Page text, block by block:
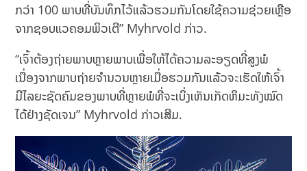
ກວ່າ 100 ພາບທີ່ບັນທຶກໄວ້ແລ້ວຮວມກັນໂດຍໃຊ້ຄວາມຊ່ວຍເຫຼືອ
ຈາກຊອບແວຄອມພິວເຕີ” Myhrvold ກ່າວ.
“ເຈົ້າຕ້ອງຖ່າຍພາບຫຼາຍພາບເພື່ອໃຫ້ໄດ້ຄວາມລະອຽດທີ່ສູງພໍ
ເນື່ອງຈາກພາບຖ່າຍຈຳນວນຫຼາຍເມື່ອຮວມກັນແລ້ວຈະເຮັດໃຫ້ເຈົ້າ
ມີໄລຍະຊັດຄົມຂອງພາບທີ່ຫຼາຍພໍທີ່ຈະເບິ່ງເຫັນເກັດຫິມະທັງໝົດ
ໄດ້ຢ່າງຊັດເຈນ” Myhrvold ກ່າວເສີມ.